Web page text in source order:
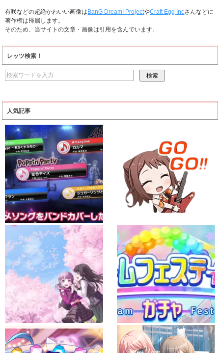
有咲などの超絶かわいい画像は BanG Dream! ProjectやCraft Egg Incさんなどに
著作権は帰属します。
そのため、当サイトの文章・画像は引用を含んでいます。
レッツ検索！
人気記事